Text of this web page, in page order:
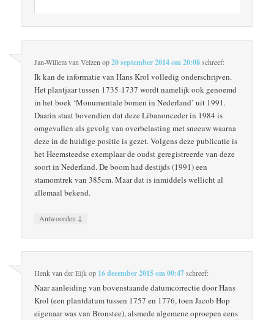
Jan-Willem van Velzen op20 september 2014 om 20:08schreef:
Ik kan de informatie van Hans Krol volledig onderschrijven.
Het plantjaar tussen 1735-1737 wordt namelijk ook genoemd
in het boek ‘Monumentale bomen in Nederland’ uit 1991.
Daarin staat bovendien dat deze Libanonceder in 1984 is
omgevallen als gevolg van overbelasting met sneeuw waarna
deze in de huidige positie is gezet. Volgens deze publicatie is
het Heemsteedse exemplaar de oudst geregistreerde van deze
soort in Nederland. De boom had destijds (1991) een
stamomtrek van 385cm. Maar dat is inmiddels wellicht al
allemaal bekend.
Antwoorden ↓
Henk van der Eijkop 16 december 2015 om 00:47schreef:
Naar aanleiding van bovenstaande datumcorrectie door Hans
Krol (een plantdatum tussen 1757 en 1776, toen Jacob Hop
eigenaar was van Bronstee), alsmede algemene oproepen eens